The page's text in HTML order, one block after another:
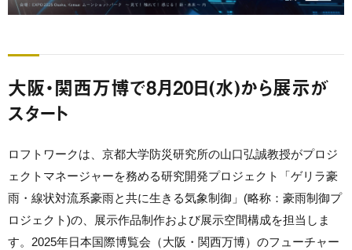
大阪・関西万博で8月20日(水)から展示が
スタート
ロフトワークは、京都大学防災研究所の山口弘誠教授がプロジ
ェクトマネージャーを務める研究開発プロジェクト「ゲリラ豪
雨・線状対流系豪雨と共に生きる気象制御」(略称：豪雨制御プ
ロジェクト)の、展示作品制作および展示空間構成を担当しま
す。2025年日本国際博覧会（大阪・関西万博）のフューチャー